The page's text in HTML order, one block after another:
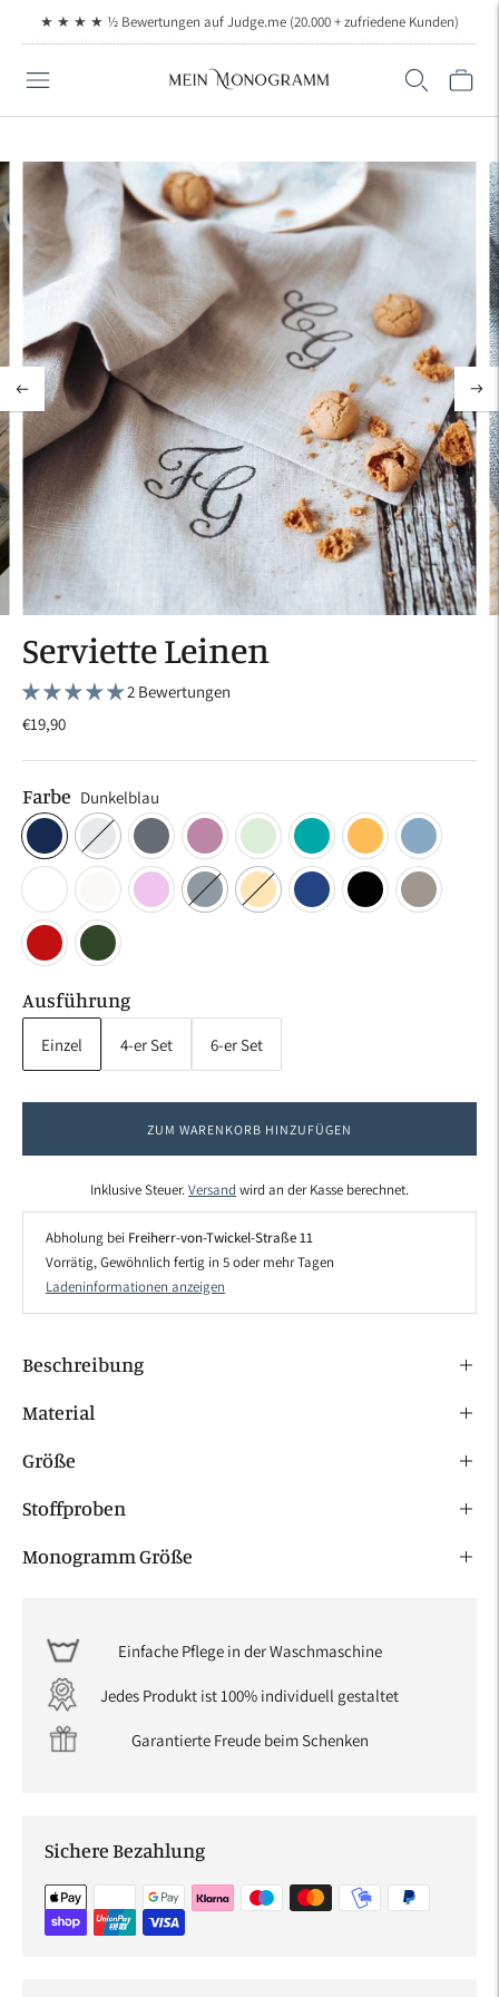
★ ★ ★ ★ ½ Bewertungen auf Judge.me (20.000 + zufriedene Kunden)
Manche Bestellungen können wir schneller verschicken. Frag einfach nach,
Serviette Leinen
2 Bewertungen
€19,90
Farbe Dunkelblau
Ausführung
Einzel 4-er Set 6-er Set
ZUM WARENKORB HINZUFÜGEN
Inklusive Steuer.Versand wird an der Kasse berechnet.
Abholung bei Freiherr-von-Twickel-Straße 11
Vorrätig, Gewöhnlich fertig in 5 oder mehr Tagen
Ladeninformationen anzeigen
Beschreibung
Material
Größe
Stoffproben
Monogramm Größe
Einfache Pflege in der Waschmaschine
Jedes Produkt ist 100% individuell gestaltet
Garantierte Freude beim Schenken
Sichere Bezahlung